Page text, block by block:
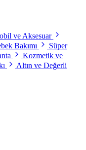
ve Aksesuar
Bakımı
Süper
Kozmetik ve
Altın ve Değerli